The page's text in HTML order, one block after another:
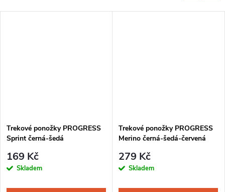
Trekové ponožky PROGRESS
Sprint černá-šedá
169 Kč
Skladem
Trekové ponožky PROGRESS
Merino černá-šedá-červená
279 Kč
Skladem